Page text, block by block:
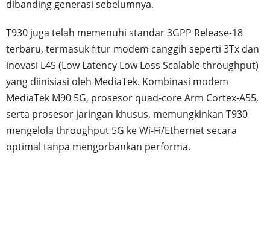
dibanding generasi sebelumnya.
T930 juga telah memenuhi standar 3GPP Release-18
terbaru, termasuk fitur modem canggih seperti 3Tx dan
inovasi L4S (Low Latency Low Loss Scalable throughput)
yang diinisiasi oleh MediaTek. Kombinasi modem
MediaTek M90 5G, prosesor quad-core Arm Cortex-A55,
serta prosesor jaringan khusus, memungkinkan T930
mengelola throughput 5G ke Wi-Fi/Ethernet secara
optimal tanpa mengorbankan performa.